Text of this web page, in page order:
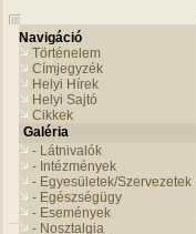
Navigáció
Történelem
Címjegyzék
Helyi Hírek
Helyi Sajtó
Cikkek
Galéria
- Látnivalók
- Intézmények
- Egyesületek/Szervezetek
- Egészségügy
- Események
- Nosztalgia